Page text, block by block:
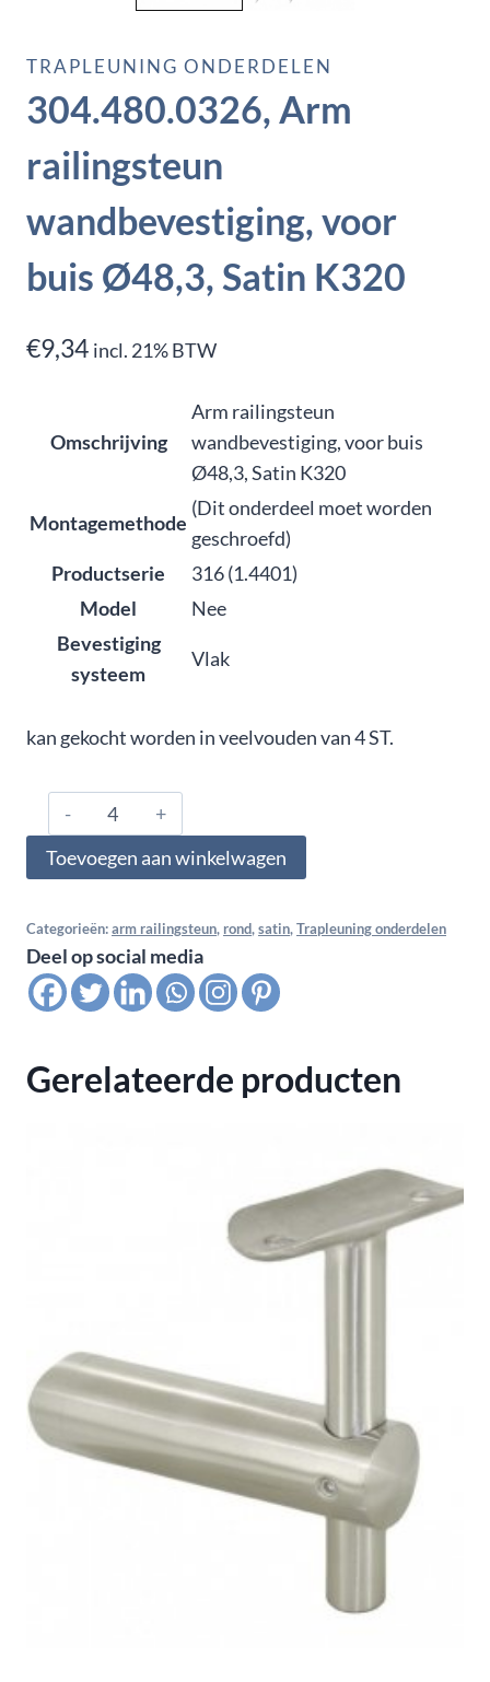
TRAPLEUNING ONDERDELEN
304.480.0326, Arm
railingsteun
wandbevestiging, voor
buis Ø48,3, Satin K320
€9,34 incl. 21% BTW
Omschrijving
Arm railingsteun
wandbevestiging, voor buis
Ø48,3, Satin K320
Montagemethode
(Dit onderdeel moet worden
geschroefd)
Productserie
316 (1.4401)
Model
Nee
Bevestiging
systeem
Vlak
kan gekocht worden in veelvouden van 4 ST.
304.480.0326,
Arm
railingsteun
voor
buis
Ø48,3,
aantal
Toevoegen aan winkelwagen
Categorieën: arm railingsteun, rond, satin, Trapleuning onderdelen
Deel op social media
Gerelateerde producten